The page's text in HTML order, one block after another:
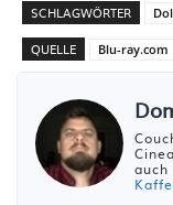
SCHLAGWÖRTER
QUELLE Blu-ray.com